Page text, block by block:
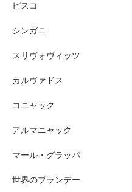
ピスコ
シンガニ
スリヴォヴィッツ
カルヴァドス
コニャック
アルマニャック
マール・グラッパ
世界のブランデー